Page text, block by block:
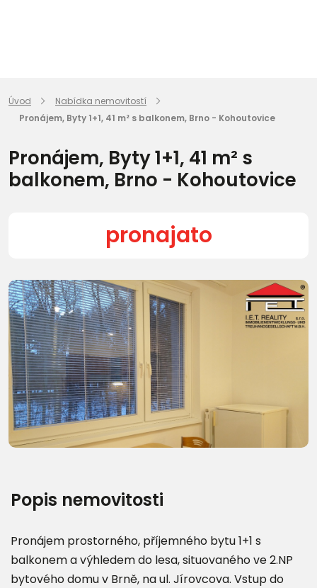
Úvod
Nabídka nemovitostí
Pronájem, Byty 1+1, 41 m² s balkonem, Brno - Kohoutovice
Pronájem, Byty 1+1, 41 m² s
balkonem, Brno - Kohoutovice
pronajato
Další fotografie (15)
Popis nemovitosti
Pronájem prostorného, příjemného bytu 1+1 s
balkonem a výhledem do lesa, situovaného ve 2.NP
bytového domu v Brně, na ul. Jírovcova. Vstup do